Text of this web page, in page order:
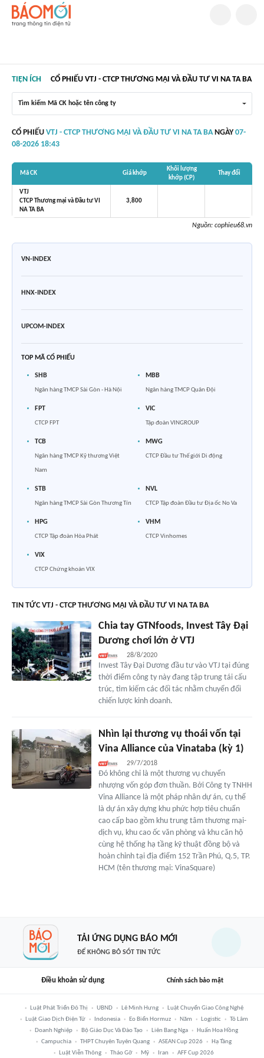
TIỆN ÍCH CỔ PHIẾU VTJ - CTCP THƯƠNG MẠI VÀ ĐẦU TƯ VI NA TA BA
Tìm kiếm Mã CK hoặc tên công ty
CỔ PHIẾU VTJ - CTCP THƯƠNG MẠI VÀ ĐẦU TƯ VI NA TA BA NGÀY 07-
08-2026 18:43
Mã CK Giá khớp
Khối lượng
khớp (CP)
Thay đổi
VTJ
CTCP Thương mại và Đầu tư VI
NA TA BA
3,800
Nguồn: cophieu68.vn
VN-INDEX
HNX-INDEX
UPCOM-INDEX
TOP MÃ CỔ PHIẾU
SHB
Ngân hàng TMCP Sài Gòn - Hà Nội
MBB
Ngân hàng TMCP Quân Đội
FPT
CTCP FPT
VIC
Tập đoàn VINGROUP
TCB
Ngân hàng TMCP Kỹ thương Việt
Nam
MWG
CTCP Đầu tư Thế giới Di động
STB
Ngân hàng TMCP Sài Gòn Thương Tín
NVL
CTCP Tập đoàn Đầu tư Địa ốc No Va
HPG
CTCP Tập đoàn Hòa Phát
VHM
CTCP Vinhomes
VIX
CTCP Chứng khoán VIX
TIN TỨC VTJ - CTCP THƯƠNG MẠI VÀ ĐẦU TƯ VI NA TA BA
Chia tay GTNfoods, Invest Tây Đại
Dương chơi lớn ở VTJ
28/8/2020
Invest Tây Đại Dương đầu tư vào VTJ tại đúng
thời điểm công ty này đang tập trung tái cấu
trúc, tìm kiếm các đối tác nhằm chuyển đổi
chiến lược kinh doanh.
Nhìn lại thương vụ thoái vốn tại
Vina Alliance của Vinataba (kỳ 1)
29/7/2018
Đó không chỉ là một thương vụ chuyển
nhượng vốn góp đơn thuần. Bởi Công ty TNHH
Vina Alliance là một pháp nhân dự án, cụ thể
là dự án xây dựng khu phức hợp tiêu chuẩn
cao cấp bao gồm khu trung tâm thương mại-
dịch vụ, khu cao ốc văn phòng và khu căn hộ
cùng hệ thống hạ tầng kỹ thuật đồng bộ và
hoàn chỉnh tại địa điểm 152 Trần Phú, Q.5, TP.
HCM (tên thương mại: VinaSquare)
TẢI ỨNG DỤNG BÁO MỚI
ĐỂ KHÔNG BỎ SÓT TIN TỨC
Điều khoản sử dụng Chính sách bảo mật
Luật Phát Triển Đô Thị UBND Lê Minh Hưng
Luật Chuyển Giao Công Nghệ
Luật Giao Dịch Điện Tử
Indonesia Eo Biển Hormuz Năm Logistic
Tô Lâm
Doanh Nghiệp
Bộ Giáo Dục Và Đào Tạo Liên Bang Nga
Huấn Hoa Hồng
Campuchia
THPT Chuyên Tuyên Quang ASEAN Cup 2026
Hạ Tầng
Luật Viễn Thông
Tháo Gỡ Mỹ Iran AFF Cup 2026